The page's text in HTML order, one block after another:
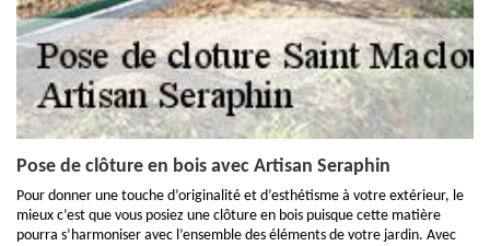
Pose de clôture en bois avec Artisan Seraphin
Pour donner une touche d’originalité et d’esthétisme à votre extérieur, le
mieux c’est que vous posiez une clôture en bois puisque cette matière
pourra s’harmoniser avec l’ensemble des éléments de votre jardin. Avec